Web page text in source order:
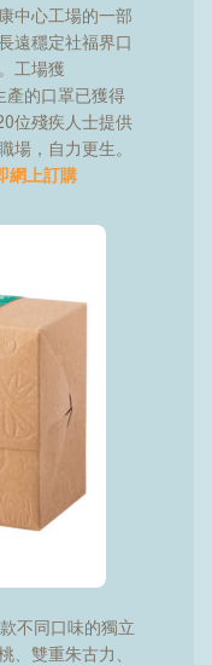
中心工場的一部
遠穩定社福界口
工場獲
產的口罩已獲得
位殘疾人士提供
場，自力更生。
網上訂購
不同口味的獨立
、雙重朱古力、